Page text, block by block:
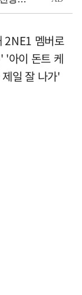
2NE1 멤버로
'아이 돈트 케
일 잘 나가'